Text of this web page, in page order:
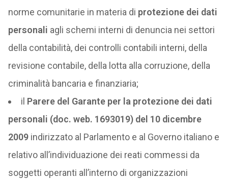
norme comunitarie in materia di protezione dei dati
personali agli schemi interni di denuncia nei settori
della contabilità, dei controlli contabili interni, della
revisione contabile, della lotta alla corruzione, della
criminalità bancaria e finanziaria;
il Parere del Garante per la protezione dei dati
personali (doc. web. 1693019) del 10 dicembre
2009indirizzato al Parlamento e al Governo italiano e
relativo all’individuazione dei reati commessi da
soggetti operanti all’interno di organizzazioni